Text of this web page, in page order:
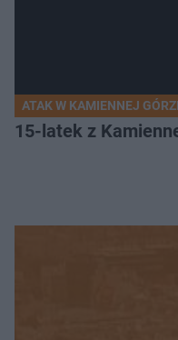
ATAK W KAMIENNEJ
15-latek z